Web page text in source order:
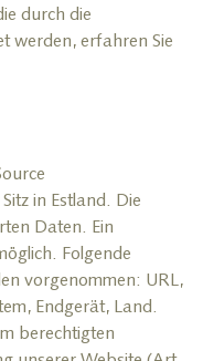
durch die
werden, erfahren Sie
in Estland. Die
Daten. Ein
Folgende
vorgenommen: URL,
Endgerät, Land.
berechtigten